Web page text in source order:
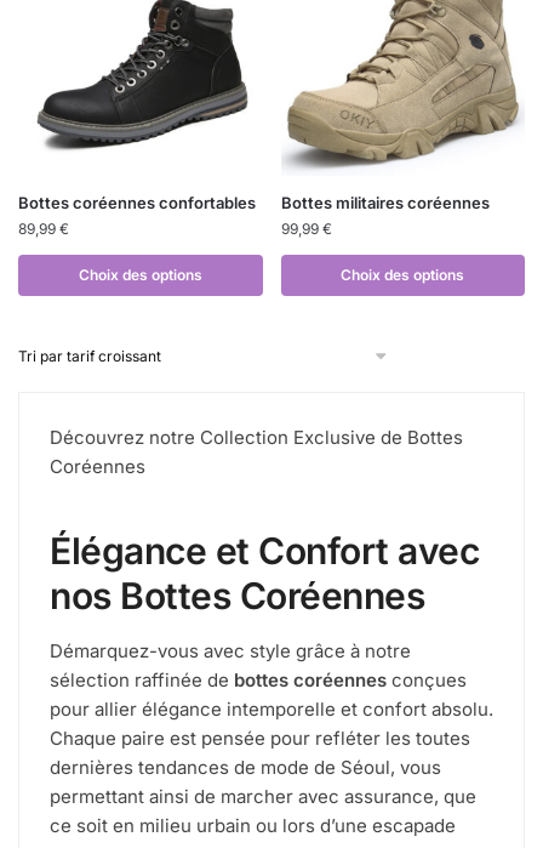
Bottes coréennes confortables
89,99 €
Choix des options
Bottes militaires coréennes
99,99 €
Choix des options
Découvrez notre Collection Exclusive de Bottes
Coréennes
Élégance et Confort avec
nos Bottes Coréennes
Démarquez-vous avec style grâce à notre
sélection raffinée de bottes coréennes conçues
pour allier élégance intemporelle et confort absolu.
Chaque paire est pensée pour refléter les toutes
dernières tendances de mode de Séoul, vous
permettant ainsi de marcher avec assurance, que
ce soit en milieu urbain ou lors d’une escapade